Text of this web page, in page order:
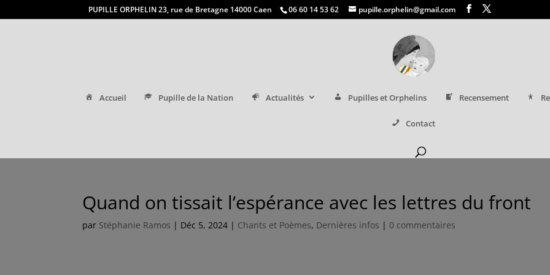
PUPILLE ORPHELIN 23, rue de Bretagne 14000 Caen 06 60 14 53 62 pupille.orphelin@gmail.com
Accueil Pupille de la Nation Actualités Pupilles et Orphelins Recensement
Contact
Quand on tissait l’espérance avec les lettres du front
par Stéphanie Ramos | Déc 5, 2024 | Chants et Poèmes, Dernières infos | 0 commentaires